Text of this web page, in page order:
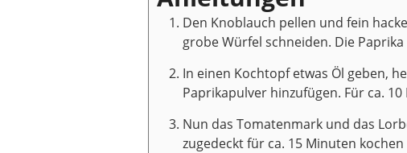
Den Knoblauch pellen und fein
grobe Würfel schneiden. Die
In einen Kochtopf etwas Öl geben,
Paprikapulver hinzufügen. Für ca.
Nun das Tomatenmark und das
zugedeckt für ca. 15 Minuten kochen